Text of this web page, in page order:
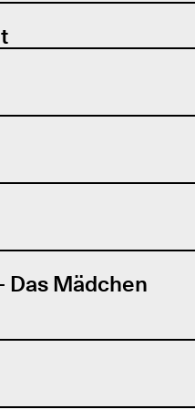
Das Mädchen